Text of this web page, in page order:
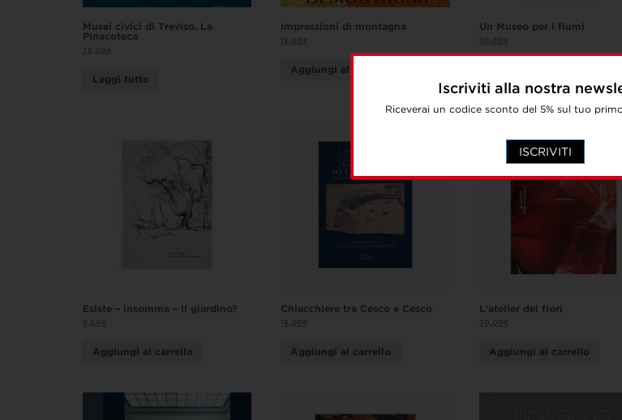
Iscriviti alla nostra
Riceverai un codice sconto del 5% sul tuo
ISCRIVITI
Musei civici di Treviso. La
Pinacoteca
75,00€
Leggi tutto
Impressioni di montagna
12,00€
Aggiungi al carrello
Un Museo per i fiumi
30,00€
Esiste – insomma – il giardino?
5,00€
Aggiungi al carrello
Chiacchiere tra Cesco e Cesco
18,00€
Aggiungi al carrello
L’atelier dei fiori
30,00€
Aggiungi al carrello